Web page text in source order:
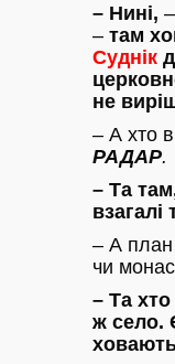
– Нині, –
– там
Суднік
не
– А хто
РАДАР.
– Та
– А план
чи
– Та
ж село.